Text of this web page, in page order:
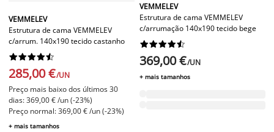
VEMMELEV
Estrutura de cama VEMMELEV
c/arrum. 140x190 tecido castanho






285,00 €/UN
Preço mais baixo dos últimos 30
dias: 369,00 € /un (-23%)
Preço normal: 369,00 € /un (-23%)
+ mais tamanhos
VEMMELEV
Estrutura de cama VEMMELEV
c/arrumação 140x190 tecido bege






369,00 €/UN
+ mais tamanhos